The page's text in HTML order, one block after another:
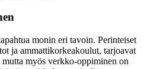
monin eri tavoin. Perinteiset
ja ammattikorkeakoulut, tarjoavat
myös verkko-oppiminen on